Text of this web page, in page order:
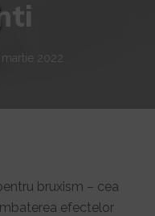
martie 2022
bruxism – cea
efectelor